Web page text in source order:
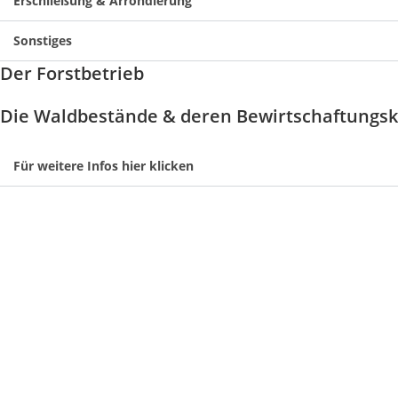
Sonstiges
Der Forstbetrieb
Die Waldbestände & deren
Für weitere Infos hier klicken